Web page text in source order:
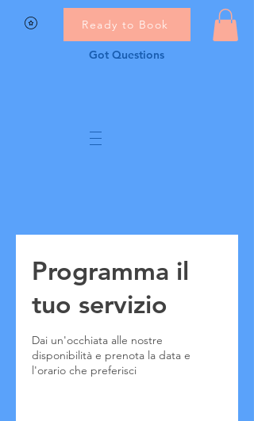
Ready to Book
Got Questions
Programma il
tuo servizio
Dai un'occhiata alle nostre
disponibilità e prenota la data e
l'orario che preferisci